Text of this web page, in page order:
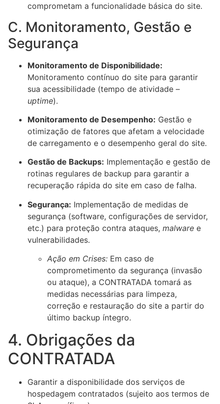
comprometam a funcionalidade básica do site.
C. Monitoramento, Gestão e
Segurança
Monitoramento de Disponibilidade:
Monitoramento contínuo do site para garantir
sua acessibilidade (tempo de atividade –
uptime).
Monitoramento de Desempenho: Gestão e
otimização de fatores que afetam a velocidade
de carregamento e o desempenho geral do site.
Gestão de Backups: Implementação e gestão de
rotinas regulares de backup para garantir a
recuperação rápida do site em caso de falha.
Segurança: Implementação de medidas de
segurança (software, configurações de servidor,
etc.) para proteção contra ataques, malware e
vulnerabilidades.
Ação em Crises: Em caso de
comprometimento da segurança (invasão
ou ataque), a CONTRATADA tomará as
medidas necessárias para limpeza,
correção e restauração do site a partir do
último backup íntegro.
4. Obrigações da
CONTRATADA
Garantir a disponibilidade dos serviços de
hospedagem contratados (sujeito aos termos de